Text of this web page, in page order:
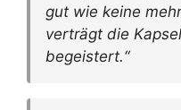
gut wie keine
verträgt die
begeistert.“